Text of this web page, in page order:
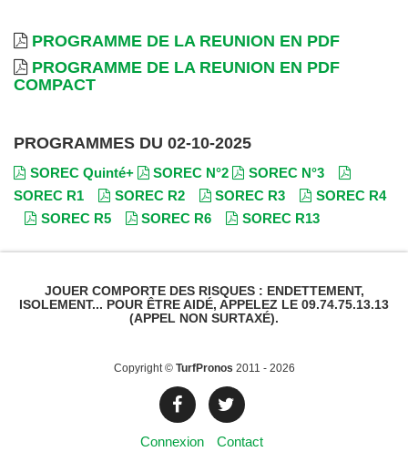
PROGRAMME DE LA REUNION EN PDF
PROGRAMME DE LA REUNION EN PDF
COMPACT
PROGRAMMES DU 02-10-2025
SOREC Quinté+ SOREC N°2
SOREC N°3
SOREC R1
SOREC R2 SOREC R3
SOREC R4
SOREC R5
SOREC R6 SOREC R13
JOUER COMPORTE DES RISQUES : ENDETTEMENT,
ISOLEMENT... POUR ÊTRE AIDÉ, APPELEZ LE 09.74.75.13.13
(APPEL NON SURTAXÉ).
Copyright © TurfPronos 2011 - 2026
Connexion Contact